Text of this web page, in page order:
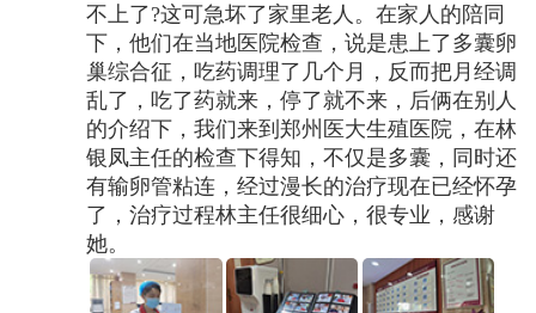
不上了?这可急坏了家里老人。在家人的陪同
下，他们在当地医院检查，说是患上了多囊卵
巢综合征，吃药调理了几个月，反而把月经调
乱了，吃了药就来，停了就不来，后俩在别人
的介绍下，我们来到郑州医大生殖医院，在林
银凤主任的检查下得知，不仅是多囊，同时还
有输卵管粘连，经过漫长的治疗现在已经怀孕
了，治疗过程林主任很细心，很专业，感谢
她。